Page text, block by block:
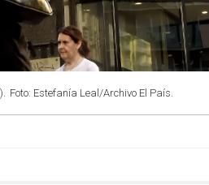
Foto: Estefanía Leal/Archivo El País.